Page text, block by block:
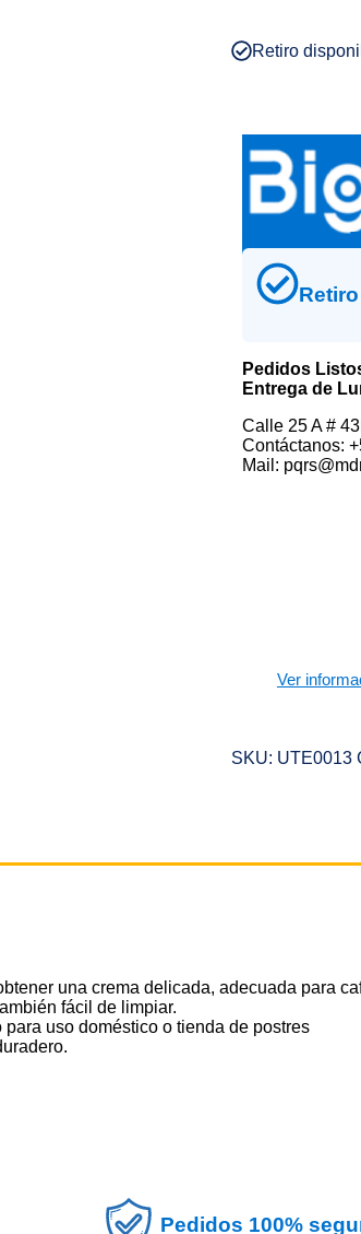
Retiro
Chantillera
Pedidos
Entrega de
Calle 25 A #
Contáctanos:
Mail:
Ver
SKU: UTE0013
una crema delicada, adecuada para
fácil de limpiar.
uso doméstico o tienda de postres
Pedidos 100%